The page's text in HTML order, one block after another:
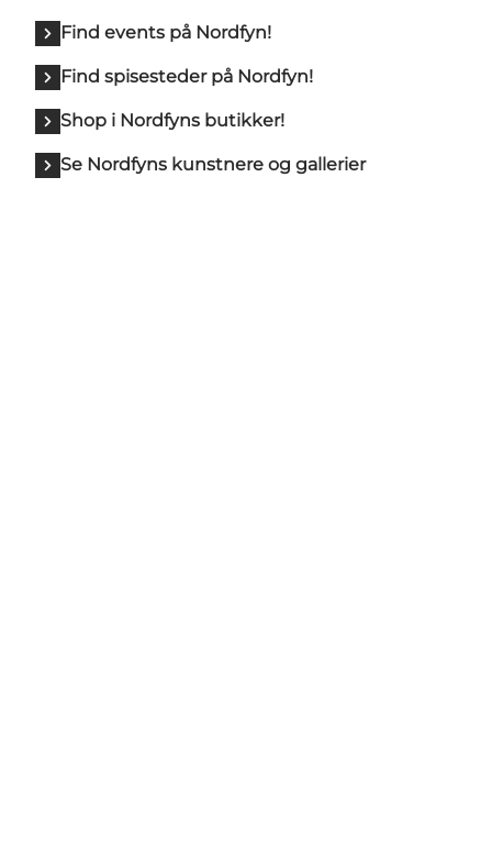
Find events på Nordfyn!
Find spisesteder på Nordfyn!
Shop i Nordfyns butikker!
Se Nordfyns kunstnere og gallerier